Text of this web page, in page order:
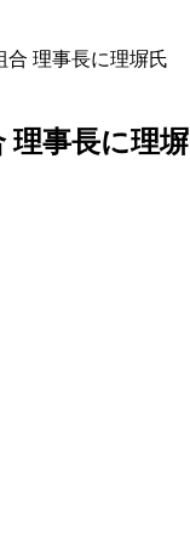
合 理事長に理塀氏
理事長に理